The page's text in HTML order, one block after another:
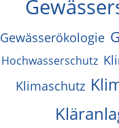
Gewässerökologie
Hochwasserschutz
Klimaschutz